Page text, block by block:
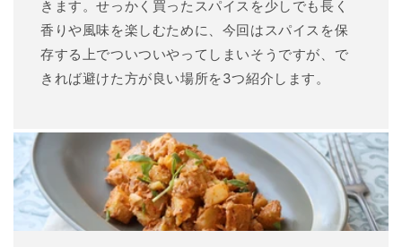
きます。せっかく買ったスパイスを少しでも長く
香りや風味を楽しむために、今回はスパイスを保
存する上でついついやってしまいそうですが、で
きれば避けた方が良い場所を3つ紹介します。